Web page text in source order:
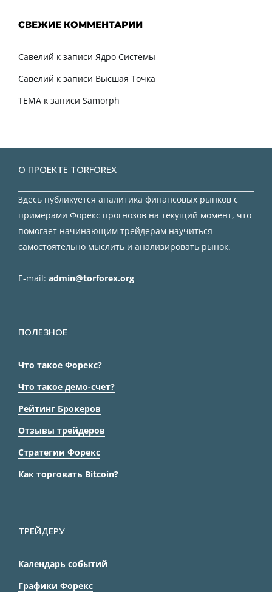
СВЕЖИЕ КОММЕНТАРИИ
Савелий к записи Ядро Системы
Савелий к записи Высшая Точка
TEMA к записи Samorph
О ПРОЕКТЕ TORFOREX
Здесь публикуется аналитика финансовых рынков с
примерами Форекс прогнозов на текущий момент, что
помогает начинающим трейдерам научиться
самостоятельно мыслить и анализировать рынок.
E-mail: admin@torforex.org
ПОЛЕЗНОЕ
Что такое Форекс?
Что такое демо-счет?
Рейтинг Брокеров
Отзывы трейдеров
Стратегии Форекс
Как торговать Bitcoin?
ТРЕЙДЕРУ
Календарь событий
Графики Форекс